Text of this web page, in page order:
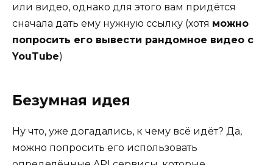
или видео, однако для этого вам придётся
сначала дать ему нужную ссылку (хотя можно
попросить его вывести рандомное видео с
YouTube)
Безумная идея
Ну что, уже догадались, к чему всё идёт? Да,
можно попросить его использовать